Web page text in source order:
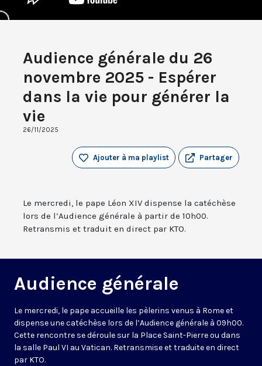
Audience générale du 26
novembre 2025 - Espérer
dans la vie pour générer la
vie
26/11/2025
Partager
Ajouter à ma playlist
Le mercredi, le pape Léon XIV dispense la catéchèse
lors de l’Audience générale à partir de 10h00.
Retransmis et traduit en direct par KTO.
Audience générale
Le mercredi, le pape accueille les pèlerins venus à Rome et
dispense une catéchèse lors de l’Audience générale à 09h00.
Cette rencontre se déroule sur la Place Saint-Pierre ou dans
la salle Paul VI au Vatican. Retransmise et traduite en direct
par KTO.